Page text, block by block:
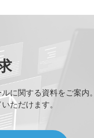
に関する資料をご案内。
ただけます。